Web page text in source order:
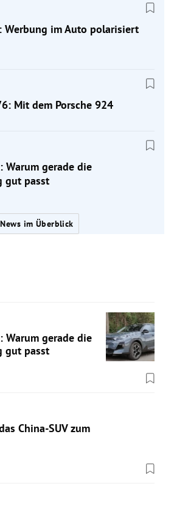
Werbung im Auto polarisiert
Mit dem Porsche 924
Warum gerade die
gut passt
im Überblick
Warum gerade die
gut passt
China-SUV zum